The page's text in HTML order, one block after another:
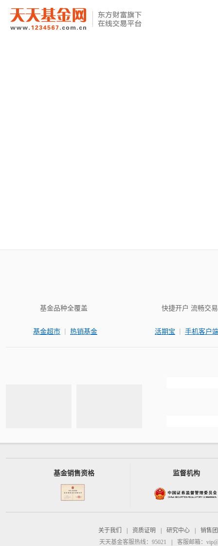
基金品种全覆盖
基金超市 | 热销基金
快捷开户 流畅交易
活期宝 | 手机客户
基金销售资格 监督机构
关于我们 资质证明 研究中心
销售
天天基金客服热线：95021
客服邮箱：